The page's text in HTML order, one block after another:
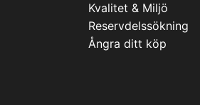
Kvalitet & Miljö
Reservdelssökning
Ångra ditt köp